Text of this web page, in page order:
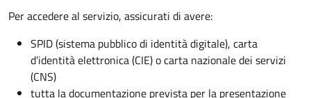
Per accedere al servizio, assicurati di avere:
SPID (sistema pubblico di identità digitale), carta
d’identità elettronica (CIE) o carta nazionale dei servizi
(CNS)
tutta la documentazione prevista per la presentazione